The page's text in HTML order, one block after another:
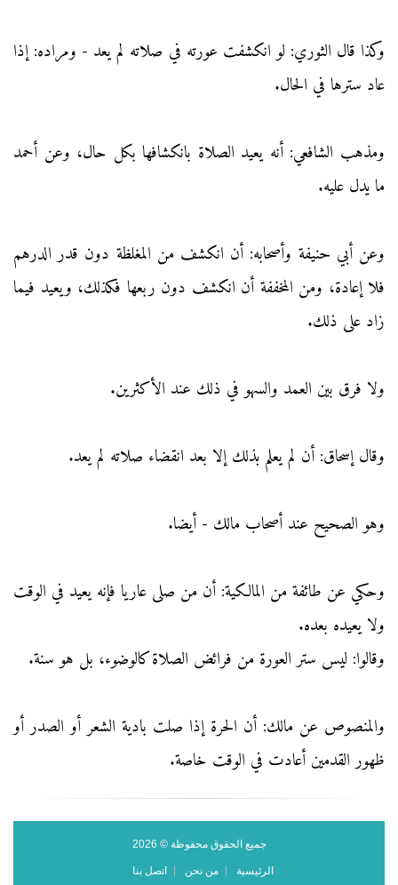
وكذا قال الثوري: لو انكشفت عورته في صلاته لم يعد - ومراده: إذا
عاد سترها في الحال.
ومذهب الشافعي: أنه يعيد الصلاة بانكشافها بكل حال، وعن أحمد
ما يدل عليه.
وعن أبي حنيفة وأصحابه: أن انكشف من المغلظة دون قدر الدرهم
فلا إعادة، ومن المخففة أن انكشف دون ربعها فكذلك، ويعيد فيما
زاد على ذلك.
ولا فرق بين العمد والسهو في ذلك عند الأكثرين.
وقال إسحاق: أن لم يعلم بذلك إلا بعد انقضاء صلاته لم يعد.
وهو الصحيح عند أصحاب مالك - أيضا.
وحكي عن طائفة من المالكية: أن من صلى عاريا فإنه يعيد في الوقت
ولا يعيده بعده.
وقالوا: ليس ستر العورة من فرائض الصلاة كالوضوء، بل هو سنة.
والمنصوص عن مالك: أن الحرة إذا صلت بادية الشعر أو الصدر أو
ظهور القدمين أعادت في الوقت خاصة.
جميع الحقوق محفوظة © 2026
الرئيسية من نحن اتصل بنا